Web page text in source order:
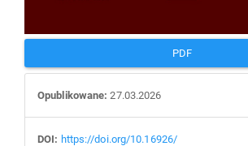
PDF
Opublikowane: 27.03.2026
DOI: https://doi.org/10.16926/